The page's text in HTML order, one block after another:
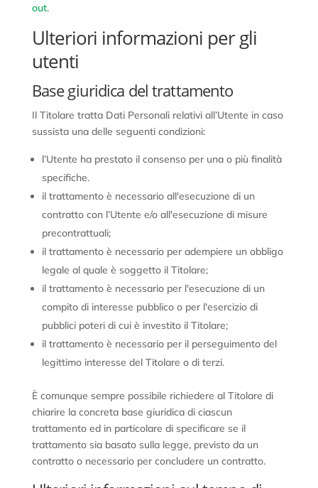
out.
Ulteriori informazioni per gli
utenti
Base giuridica del trattamento
Il Titolare tratta Dati Personali relativi all’Utente in caso
sussista una delle seguenti condizioni:
l’Utente ha prestato il consenso per una o più finalità
specifiche.
il trattamento è necessario all'esecuzione di un
contratto con l’Utente e/o all'esecuzione di misure
precontrattuali;
il trattamento è necessario per adempiere un obbligo
legale al quale è soggetto il Titolare;
il trattamento è necessario per l'esecuzione di un
compito di interesse pubblico o per l'esercizio di
pubblici poteri di cui è investito il Titolare;
il trattamento è necessario per il perseguimento del
legittimo interesse del Titolare o di terzi.
È comunque sempre possibile richiedere al Titolare di
chiarire la concreta base giuridica di ciascun
trattamento ed in particolare di specificare se il
trattamento sia basato sulla legge, previsto da un
contratto o necessario per concludere un contratto.